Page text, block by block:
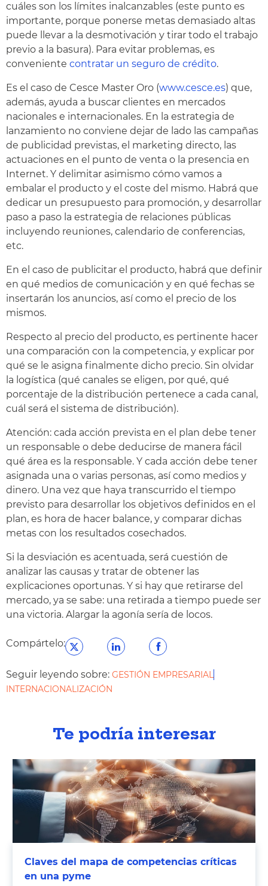
cuáles son los límites inalcanzables (este punto es
importante, porque ponerse metas demasiado altas
puede llevar a la desmotivación y tirar todo el trabajo
previo a la basura). Para evitar problemas, es
conveniente contratar un seguro de crédito.
Es el caso de Cesce Master Oro (www.cesce.es) que,
además, ayuda a buscar clientes en mercados
nacionales e internacionales. En la estrategia de
lanzamiento no conviene dejar de lado las campañas
de publicidad previstas, el marketing directo, las
actuaciones en el punto de venta o la presencia en
Internet. Y delimitar asimismo cómo vamos a
embalar el producto y el coste del mismo. Habrá que
dedicar un presupuesto para promoción, y desarrollar
paso a paso la estrategia de relaciones públicas
incluyendo reuniones, calendario de conferencias,
etc.
En el caso de publicitar el producto, habrá que definir
en qué medios de comunicación y en qué fechas se
insertarán los anuncios, así como el precio de los
mismos.
Respecto al precio del producto, es pertinente hacer
una comparación con la competencia, y explicar por
qué se le asigna finalmente dicho precio. Sin olvidar
la logística (qué canales se eligen, por qué, qué
porcentaje de la distribución pertenece a cada canal,
cuál será el sistema de distribución).
Atención: cada acción prevista en el plan debe tener
un responsable o debe deducirse de manera fácil
qué área es la responsable. Y cada acción debe tener
asignada una o varias personas, así como medios y
dinero. Una vez que haya transcurrido el tiempo
previsto para desarrollar los objetivos definidos en el
plan, es hora de hacer balance, y comparar dichas
metas con los resultados cosechados.
Si la desviación es acentuada, será cuestión de
analizar las causas y tratar de obtener las
explicaciones oportunas. Y si hay que retirarse del
mercado, ya se sabe: una retirada a tiempo puede ser
una victoria. Alargar la agonía sería de locos.
Compártelo:
Seguir leyendo sobre: GESTIÓN EMPRESARIAL
INTERNACIONALIZACIÓN
Te podría interesar
Claves del mapa de competencias críticas
en una pyme